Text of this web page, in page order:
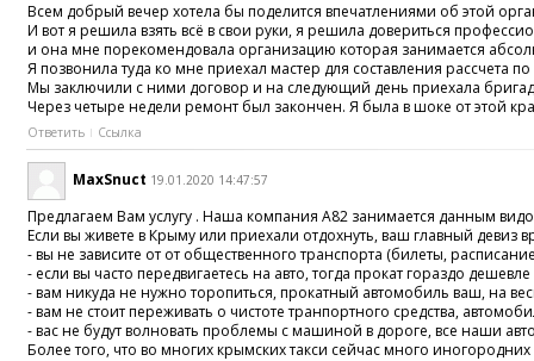
Всем добрый вечер хотела бы поделится впечатлениями об этой
И вот я решила взять всё в свои руки, я решила довериться
и она мне порекомендовала организацию которая занимается
Я позвонила туда ко мне приехал мастер для составления
Мы заключили с ними договор и на следующий день приехала
Через четыре недели ремонт был закончен. Я была в шоке от этой
Ответить Ссылка
MaxSnuct 19.01.2020 14:47:57
Предлагаем Вам услугу . Наша компания А82 занимается данным
Если вы живете в Крыму или приехали отдохнуть, ваш главный девиз
- вы не зависите от от общественного транспорта (билеты,
- если вы часто передвигаетесь на авто, тогда прокат гораздо
- вам никуда не нужно торопиться, прокатный автомобиль ваш, на
- вам не стоит переживать о чистоте транпортного средства,
- вас не будут волновать проблемы с машиной в дороге, все наши
Более того, что во многих крымских такси сейчас много